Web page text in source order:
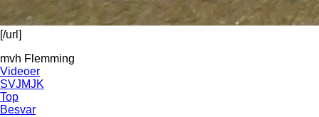
[/url]
mvh Flemming
Videoer
SVJMJK
Top
Besvar